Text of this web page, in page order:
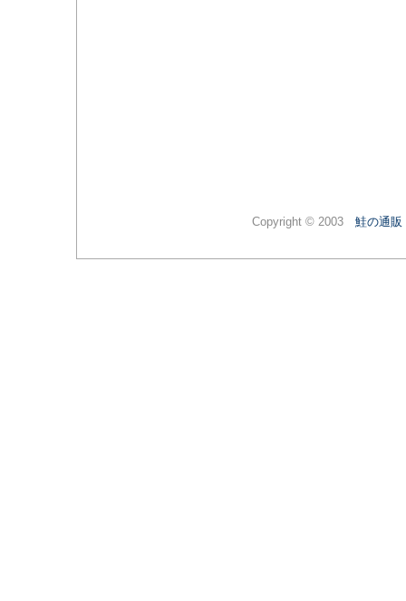
Copyright © 2003 鮭の通販